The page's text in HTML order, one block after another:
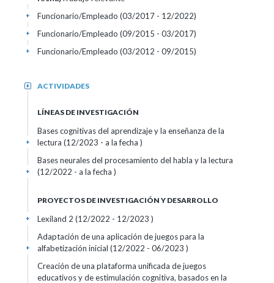
Funcionario/Empleado (03/2017 - 12/2022)
+
Funcionario/Empleado (09/2015 - 03/2017)
+
Funcionario/Empleado (03/2012 - 09/2015)
+
ACTIVIDADES
+
LÍNEAS DE INVESTIGACIÓN
Bases cognitivas del aprendizaje y la enseñanza de la
lectura (12/2023 - a la fecha )
+
Bases neurales del procesamiento del habla y la lectura
(12/2022 - a la fecha )
+
PROYECTOS DE INVESTIGACIÓN Y DESARROLLO
Lexiland 2 (12/2022 - 12/2023 )
+
Adaptación de una aplicación de juegos para la
alfabetización inicial (12/2022 - 06/2023 )
+
Creación de una plataforma unificada de juegos
educativos y de estimulación cognitiva, basados en la